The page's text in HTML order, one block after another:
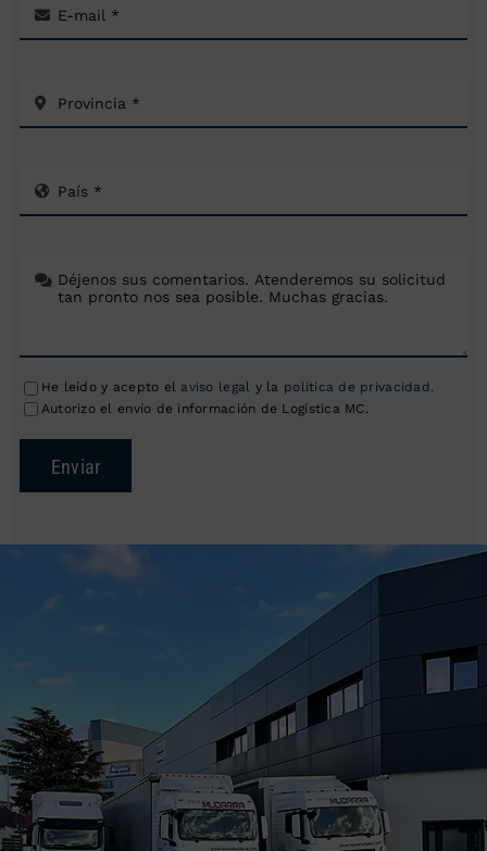
He leído y acepto el aviso legal y la política de privacidad .
Autorizo el envío de información de Logística MC.
Enviar